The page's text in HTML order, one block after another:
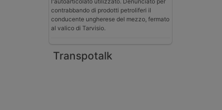
contrabbando di prodotti petroliferi il
conducente ungherese del mezzo, fermato
al valico di Tarvisio.
Transpotalk